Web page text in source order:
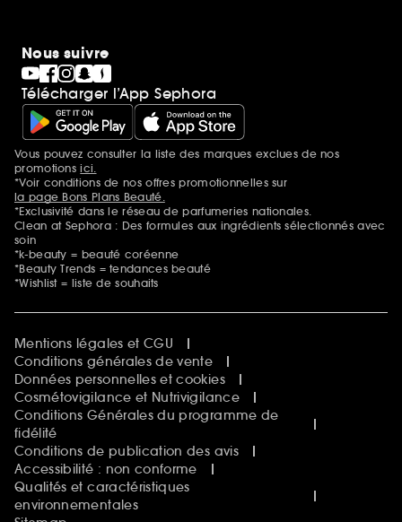
Nous suivre
Télécharger l’App Sephora
Mentions additionnelles
Vous pouvez consulter la liste des marques exclues de nos
promotionsici.
*Voir conditions de nos offres promotionnelles sur
la page Bons Plans Beauté.
*Exclusivité dans le réseau de parfumeries nationales.
Clean at Sephora : Des formules aux ingrédients sélectionnés avec
soin
*k-beauty = beauté coréenne
*Beauty Trends = tendances beauté
*Wishlist = liste de souhaits
Mentions légales et CGU
Conditions générales de vente
Données personnelles et cookies
Cosmétovigilance et Nutrivigilance
Conditions Générales du programme de
fidélité
Conditions de publication des avis
Accessibilité : non conforme
Qualités et caractéristiques
environnementales